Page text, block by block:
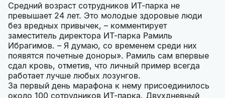
Средний возраст сотрудников ИТ-парка не
превышает 24 лет. Это молодые здоровые люди
без вредных привычек, – комментирует
заместитель директора ИТ-парка Рамиль
Ибрагимов. – Я думаю, со временем среди них
появятся почетные доноры». Рамиль сам впервые
сдал кровь, отметив, что личный пример всегда
работает лучше любых лозунгов.
За первый день марафона к нему присоединилось
около 100 сотрудников ИТ-парка. Двухдневный